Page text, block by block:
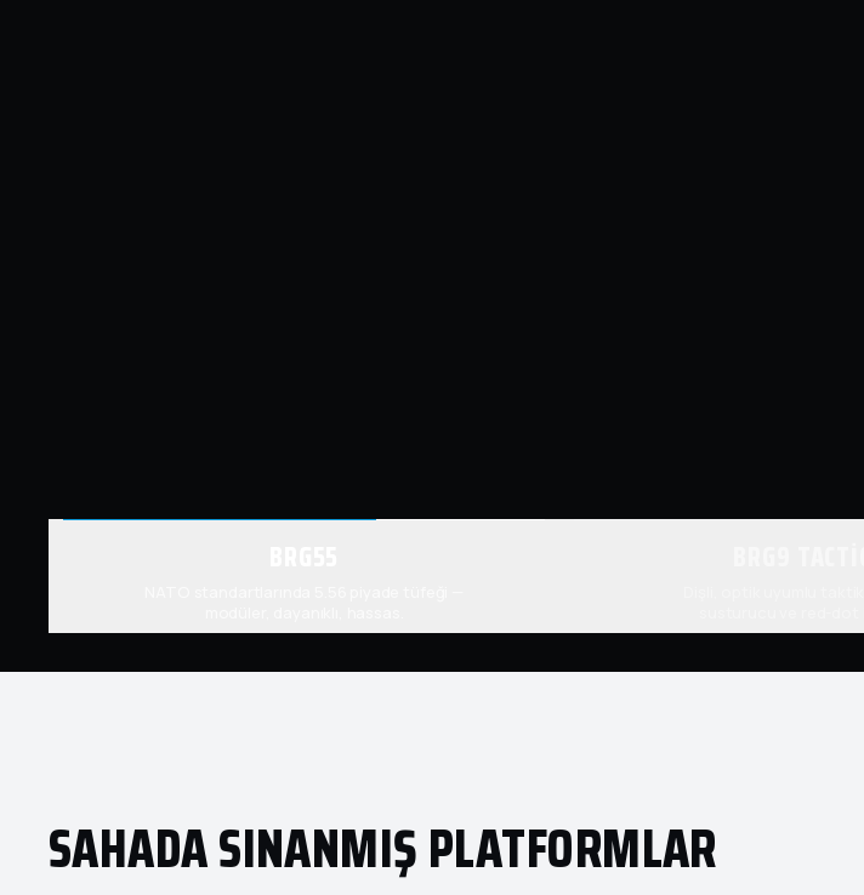
SAHADA SINANMIŞ PLATFORMLAR